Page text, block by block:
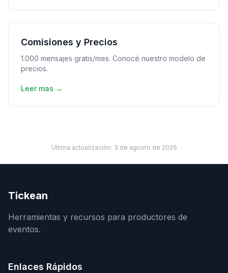
Comisiones y Precios
1.000 mensajes gratis/mes. Conocé nuestro modelo de
precios.
Leer mas →
Última actualización: 3 de agosto de 2026
Tickean
Herramientas y recursos para productores de
eventos.
Enlaces Rápidos